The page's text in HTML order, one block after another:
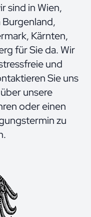
sind in Wien,
Kärnten,
für Sie da. Wir
und
Sie uns
unsere
oder einen
zu